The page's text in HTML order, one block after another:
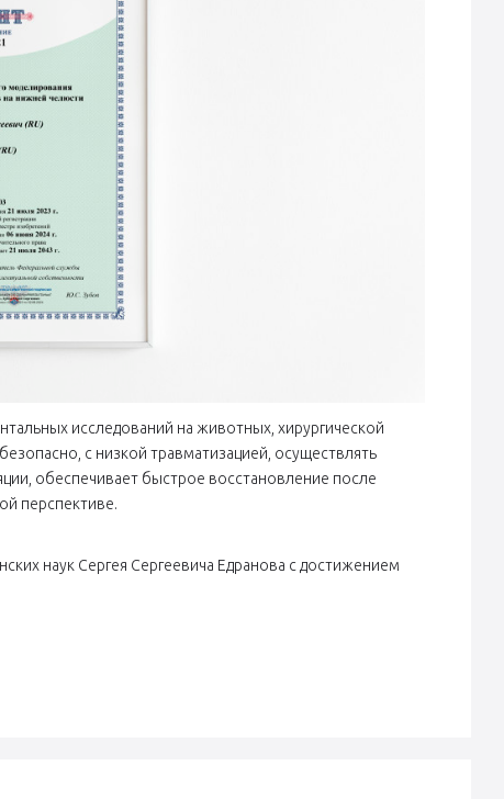
исследований на животных, хирургической
с низкой травматизацией, осуществлять
обеспечивает быстрое восстановление после
перспективе.
наук Сергея Сергеевича Едранова с достижением